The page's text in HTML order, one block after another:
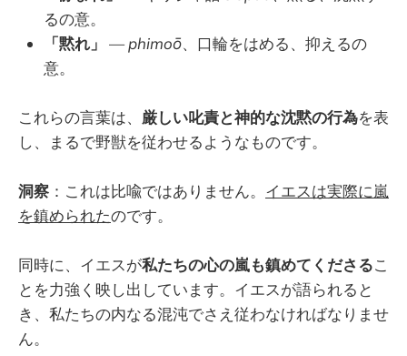
るの意。
「黙れ」
—phimoō、口輪をはめる、抑えるの
意。
これらの言葉は、 厳しい叱責と神的な沈黙の行為を表
し、まるで野獣を従わせるようなものです。
洞察 ：これは比喩ではありません。 イエスは実際に嵐
を鎮められたのです。
同時に、イエスが私たちの心の嵐も鎮めてくださるこ
とを力強く映し出しています。イエスが語られると
き、私たちの内なる混沌でさえ従わなければなりませ
ん。